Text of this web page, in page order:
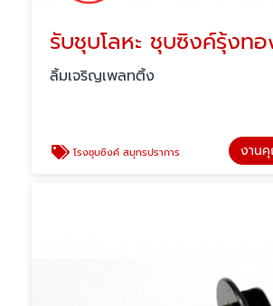
รับชุบโลหะ ชุบซิงค์รุ้งท
ลิ้มเจริญเพลทติ้ง
โรงชุบซิงค์ สมุทรปราการ งาน